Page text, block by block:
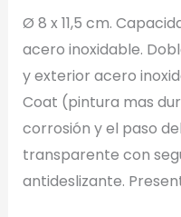
Full Color
Conserva los colores
Generar
Ø 8 x 11,5 cm.
acero inoxidable.
y exterior acero
Coat (pintura mas
corrosión y el paso
transparente con
antideslizante.